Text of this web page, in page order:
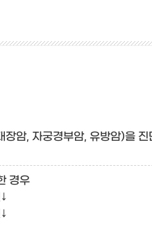
암, 자궁경부암, 유방암)을
경우